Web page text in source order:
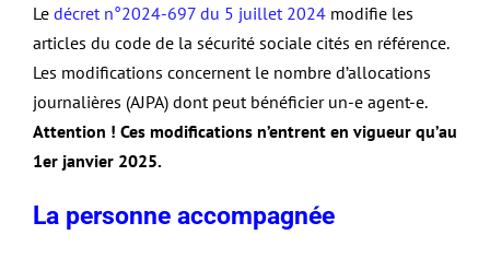
Le décret n°2024-697 du 5 juillet 2024 modifie les
articles du code de la sécurité sociale cités en référence.
Les modifications concernent le nombre d’allocations
journalières (AJPA) dont peut bénéficier un-e agent-e.
Attention ! Ces modifications n’entrent en vigueur qu’au
1er janvier 2025.
La personne accompagnée